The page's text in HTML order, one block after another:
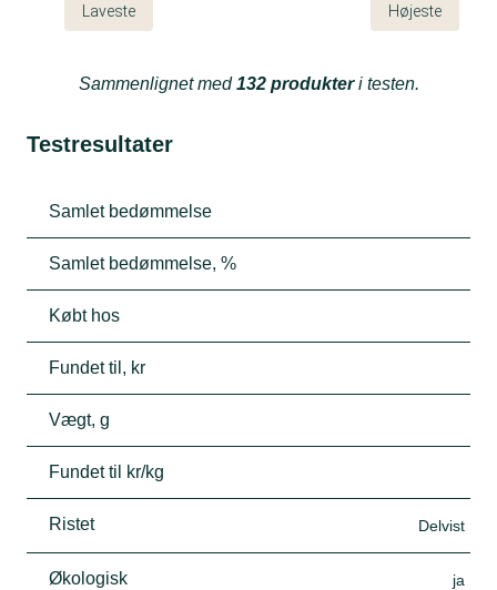
Laveste Højeste
Sammenlignet med132 produkteri testen.
Testresultater
Samlet bedømmelse
Samlet bedømmelse, %
Købt hos
Fundet til, kr
Vægt, g
Fundet til kr/kg
Ristet Delvist
Økologisk ja